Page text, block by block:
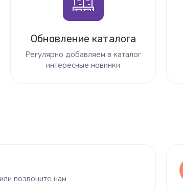
Обновление каталога
Регулярно добавляем в каталог
интересные новинки
позвоните нам